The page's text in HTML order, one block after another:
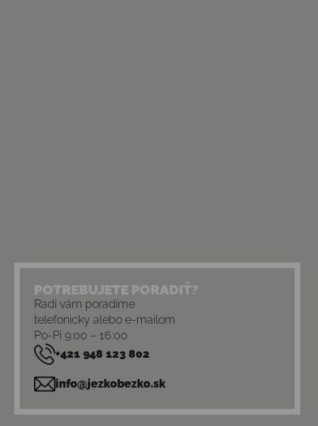
POTREBUJETE PORADIŤ?
Radi vám poradíme
telefonicky alebo e-mailom
Po-Pi 9:00 – 16:00
+421 948 123 802
info@jezkobezko.sk